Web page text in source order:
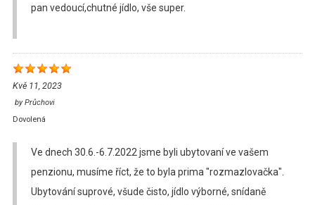
pan vedoucí,chutné jídlo, vše super.
Kvě 11, 2023
byPrůchovi
Dovolená
Ve dnech 30.6.-6.7.2022 jsme byli ubytovaní ve vašem
penzionu, musíme říct, že to byla prima "rozmazlovačka".
Ubytování suprové, všude čisto, jídlo výborné, snídaně